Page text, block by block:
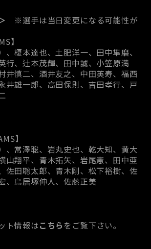
※選手は当日変更になる可能性が
】
、榎本達也、土肥洋一、田中隼磨、
行、辻本茂輝、田中誠、小笠原満
井慎二、酒井友之、中田英寿、福西
井雄一郎、高田保則、吉田孝行、戸
】
、常澤聡、岩丸史也、乾大知、黄大
山翔平、青木拓矢、岩尾憲、田中亜
佐田聡太郎、青木剛、松下裕樹、佐
、鳥居塚伸人、佐藤正美
ト情報はこちら をご覧下さい。